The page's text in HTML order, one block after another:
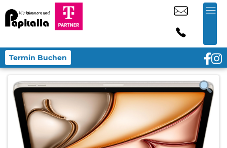
Termin Buchen